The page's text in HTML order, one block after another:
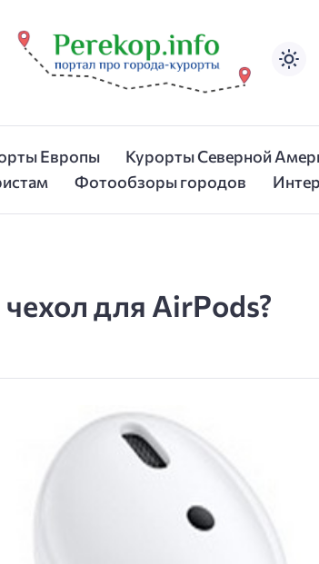
Европы Курорты Северной
Фотообзоры городов
для AirPods?